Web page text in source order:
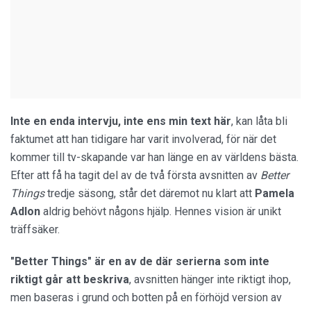
Inte en enda intervju, inte ens min text här, kan låta bli
faktumet att han tidigare har varit involverad, för när det
kommer till tv-skapande var han länge en av världens bästa.
Efter att få ha tagit del av de två första avsnitten av Better
Thingstredje säsong, står det däremot nu klart att Pamela
Adlon aldrig behövt någons hjälp. Hennes vision är unikt
träffsäker.
"Better Things" är en av de där serierna som inte
riktigt går att beskriva, avsnitten hänger inte riktigt ihop,
men baseras i grund och botten på en förhöjd version av